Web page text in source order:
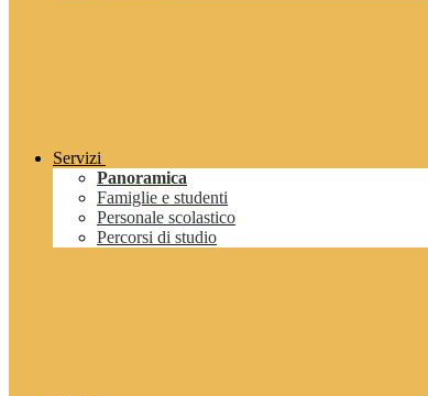
Servizi
Panoramica
Famiglie e studenti
Personale scolastico
Percorsi di studio